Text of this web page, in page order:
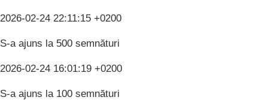
2026-02-24 22:11:15 +0200
S-a ajuns la 500 semnături
2026-02-24 16:01:19 +0200
S-a ajuns la 100 semnături